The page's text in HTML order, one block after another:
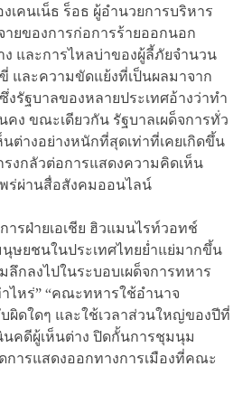
เคนเน็ธ ร็อธ ผู้อำนวยการบริหาร
ายของการก่อการร้ายออกนอก
และการไหลบ่าของผู้ลี้ภัยจำนวน
และความขัดแย้งที่เป็นผลมาจาก
รัฐบาลของหลายประเทศอ้างว่าทำ
ง ขณะเดียวกัน รัฐบาลเผด็จการทั่ว
ต่างอย่างหนักที่สุดเท่าที่เคยเกิดขึ้น
รงกลัวต่อการแสดงความคิดเห็น
ร่ผ่านสื่อสังคมออนไลน์
รฝ่ายเอเชีย ฮิวแมนไรท์วอทช์
ษยชนในประเทศไทยย่ำแย่มากขึ้น
ลึกลงไปในระบอบเผด็จการทหาร
ไหร่” “คณะทหารใช้อำนาจ
บผิดใดๆ และใช้เวลาส่วนใหญ่ของปีที่
คดีผู้เห็นต่าง ปิดกั้นการชุมนุม
การแสดงออกทางการเมืองที่คณะ